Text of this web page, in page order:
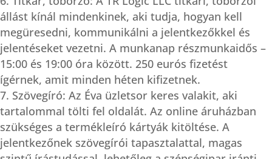
állást kínál mindenkinek, aki tudja, hogyan kell
megüresedni, kommunikálni a jelentkezőkkel és
jelentéseket vezetni. A munkanap részmunkaidős –
15:00 és 19:00 óra között. 250 eurós fizetést
ígérnek, amit minden héten kifizetnek.
Szövegíró: Az Éva üzletsor keres valakit, aki
tartalommal tölti fel oldalát. Az online áruházban
szükséges a termékleíró kártyák kitöltése. A
jelentkezőnek szövegírói tapasztalattal, magas